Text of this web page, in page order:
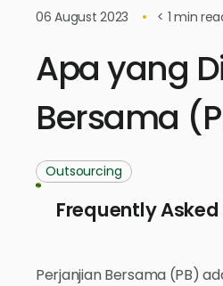
06 August 2023 < 1 min
Apa yang
Bersama
Outsourcing
Frequently
Perjanjian Bersama (PB)